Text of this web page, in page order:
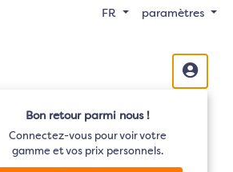
FR paramètres
Bon retour parmi nous !
Connectez-vous pour voir votre
gamme et vos prix personnels.
Audio TV